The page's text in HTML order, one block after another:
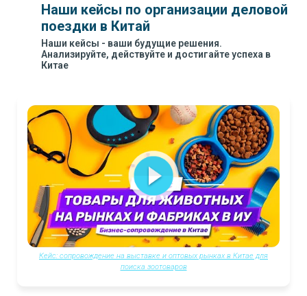
Наши кейсы по организации деловой
поездки в Китай
Наши кейсы - ваши будущие решения.
Анализируйте, действуйте и достигайте успеха в
Китае
Кейс: сопровождение на выставке и оптовых рынках в Китае для
поиска зоотоваров